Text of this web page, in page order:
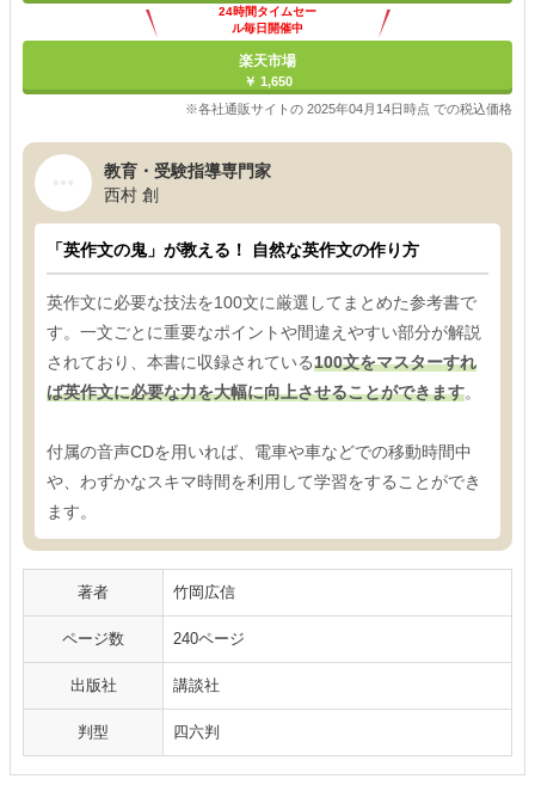
24時間タイムセー
ル毎日開催中
楽天市場
￥ 1,650
※各社通販サイトの 2025年04月14日時点 での税込価格
教育・受験指導専門家
西村 創
「英作文の鬼」が教える！ 自然な英作文の作り方
英作文に必要な技法を100文に厳選してまとめた参考書で
す。一文ごとに重要なポイントや間違えやすい部分が解説
されており、本書に収録されている100文をマスターすれ
ば英作文に必要な力を大幅に向上させることができます。
付属の音声CDを用いれば、電車や車などでの移動時間中
や、わずかなスキマ時間を利用して学習をすることができ
ます。
著者 竹岡広信
ページ数 240ページ
出版社 講談社
判型 四六判